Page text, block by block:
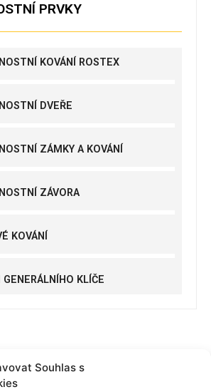
Souhlas s
PRVKY
KOVÁNÍ ROSTEX
DVEŘE
ZÁMKY A KOVÁNÍ
ZÁVORA
KOVÁNÍ
KLÍČE